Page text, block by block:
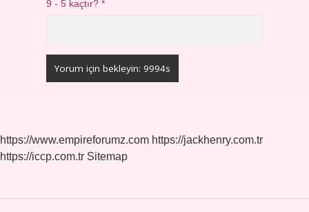
9 - 5 kaçtır?*
https://www.empireforumz.com https://jackhenry.com.tr
https://iccp.com.tr Sitemap